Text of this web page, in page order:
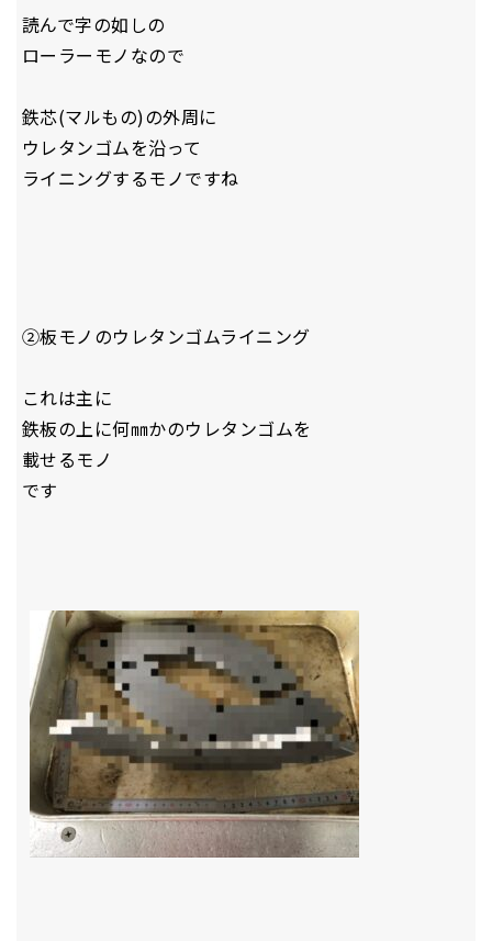
読んで字の如しの
ローラーモノなので
鉄芯(マルもの)の外周に
ウレタンゴムを沿って
ライニングするモノですね
②板モノのウレタンゴムライニング
これは主に
鉄板の上に何㎜かのウレタンゴムを
載せるモノ
です